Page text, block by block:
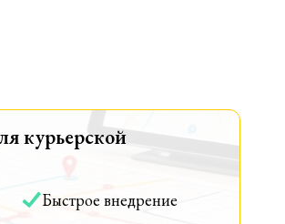
курьерской
Быстрое внедрение